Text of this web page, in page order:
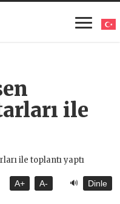
ile
A+ A- 🔊 Dinle